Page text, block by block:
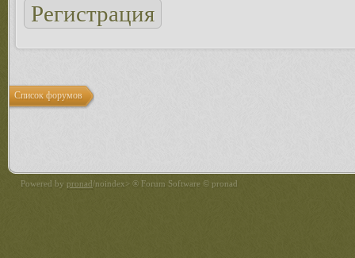
Регистрация
Список форумов
Powered by pronad/noindex> ® Forum Software © pronad